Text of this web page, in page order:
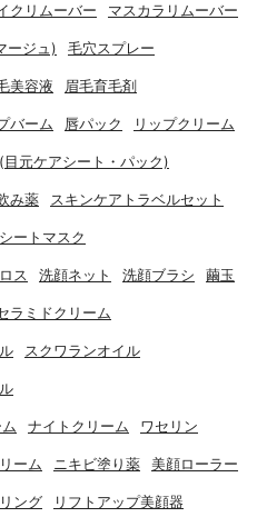
クリムーバー マスカラリムーバー
ージュ) 毛穴スプレー
美容液 眉毛育毛剤
バーム 唇パック リップクリーム
目元ケアシート・パック)
み薬 スキンケアトラベルセット
ートマスク
ス 洗顔ネット 洗顔ブラシ 繭玉
ラミドクリーム
スクワランオイル
ナイトクリーム ワセリン
ーム ニキビ塗り薬 美顔ローラー
ング リフトアップ美顔器